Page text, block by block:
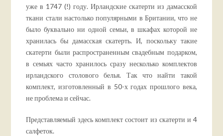
уже в 1747 (!) году. Ирландские скатерти из дамасской
ткани стали настолько популярными в Британии, что не
было буквально ни одной семьи, в шкафах которой не
хранилась бы дамасская скатерть. И, поскольку такие
скатерти были распространенным свадебным подарком,
в семьях часто хранилось сразу несколько комплектов
ирландского столового белья. Так что найти такой
комплект, изготовленный в 50-х годах прошлого века,
не проблема и сейчас.
Представляемый здесь комплект состоит из скатерти и 4
салфеток.